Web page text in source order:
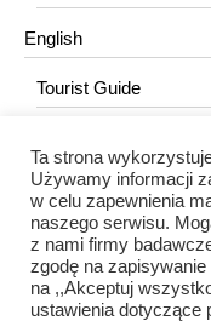
English
Tourist Guide
KONTAKT
Redakcja
Ta strona
Używamy informacji
w celu zapewnienia
naszego serwisu.
z nami firmy
zgodę na
na ,,Akceptuj
ustawienia dotyczące